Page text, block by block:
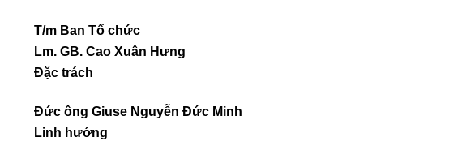
T/m Ban Tổ chức
Lm. GB. Cao Xuân Hưng
Đặc trách
Đức ông Giuse Nguyễn Đức Minh
Linh hướng